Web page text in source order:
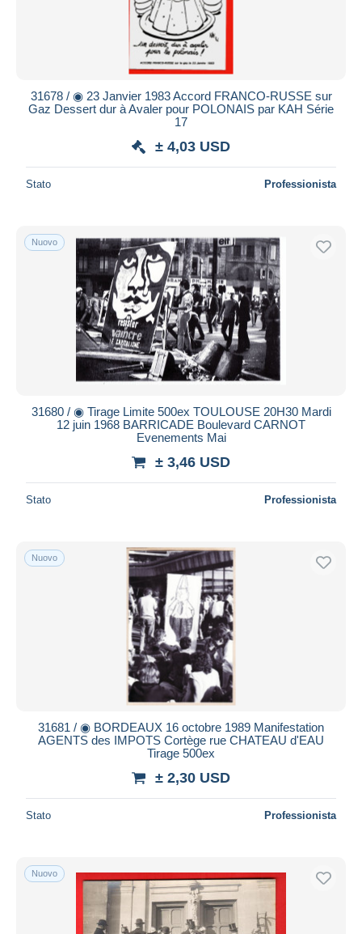
31678 / ◉ 23 Janvier 1983 Accord FRANCO-RUSSE sur
Gaz Dessert dur à Avaler pour POLONAIS par KAH Série
17
± 4,03 USD
Stato Professionista
Nuovo
31680 / ◉ Tirage Limite 500ex TOULOUSE 20H30 Mardi
12 juin 1968 BARRICADE Boulevard CARNOT
Evenements Mai
± 3,46 USD
Stato Professionista
Nuovo
31681 / ◉ BORDEAUX 16 octobre 1989 Manifestation
AGENTS des IMPOTS Cortège rue CHATEAU d'EAU
Tirage 500ex
± 2,30 USD
Stato Professionista
Nuovo